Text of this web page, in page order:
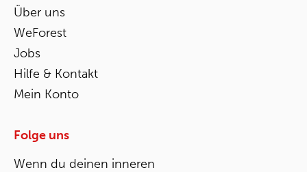
Über uns
WeForest
Jobs
Hilfe & Kontakt
Mein Konto
Folge uns
Wenn du deinen inneren